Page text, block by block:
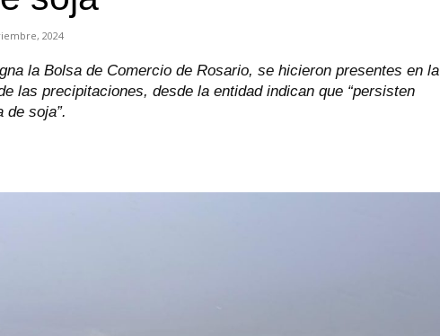
2024
la Bolsa de Comercio de Rosario, se hicieron presentes en la
las precipitaciones, desde la entidad indican que “persisten
de soja”.